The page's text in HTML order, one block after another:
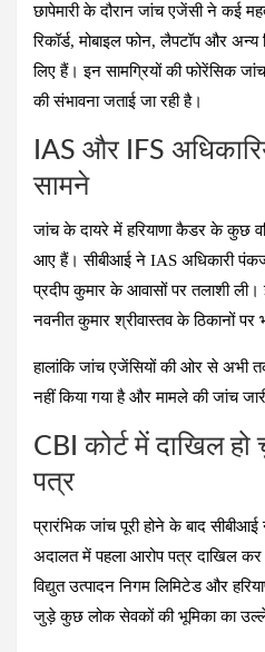
छापेमारी के दौरान जांच एजेंसी ने कई
रिकॉर्ड, मोबाइल फोन, लैपटॉप और
लिए हैं। इन सामग्रियों की फोरेंसिक
की संभावना जताई जा रही है।
IAS और IFS
सामने
जांच के दायरे में हरियाणा कैडर के कुछ
आए हैं। सीबीआई ने IAS अधिकारी
प्रदीप कुमार के आवासों पर तलाशी
नवनीत कुमार श्रीवास्तव के ठिकानों पर
हालांकि जांच एजेंसियों की ओर से अभी
नहीं किया गया है और मामले की जांच
CBI कोर्ट में दाखिल
पत्र
प्रारंभिक जांच पूरी होने के बाद
अदालत में पहला आरोप पत्र दाखिल कर
विद्युत उत्पादन निगम लिमिटेड और
जुड़े कुछ लोक सेवकों की भूमिका का